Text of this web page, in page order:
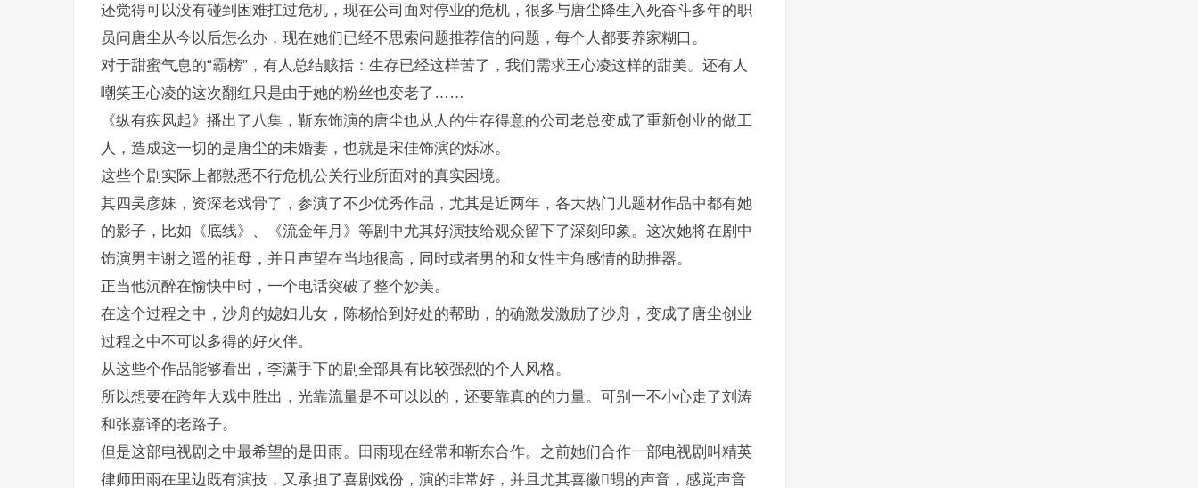
还觉得可以没有碰到困难扛过危机，现在公司面对停业的危机，很多与唐尘降生入死奋斗多年的职
员问唐尘从今以后怎么办，现在她们已经不思索问题推荐信的问题，每个人都要养家糊口。
对于甜蜜气息的“霸榜”，有人总结赅括：生存已经这样苦了，我们需求王心凌这样的甜美。还有人
嘲笑王心凌的这次翻红只是由于她的粉丝也变老了……
《纵有疾风起》播出了八集，靳东饰演的唐尘也从人的生存得意的公司老总变成了重新创业的做工
人，造成这一切的是唐尘的未婚妻，也就是宋佳饰演的烁冰。
这些个剧实际上都熟悉不行危机公关行业所面对的真实困境。
其四吴彦妹，资深老戏骨了，参演了不少优秀作品，尤其是近两年，各大热门儿题材作品中都有她
的影子，比如《底线》、《流金年月》等剧中尤其好演技给观众留下了深刻印象。这次她将在剧中
饰演男主谢之遥的祖母，并且声望在当地很高，同时或者男的和女性主角感情的助推器。
正当他沉醉在愉快中时，一个电话突破了整个妙美。
在这个过程之中，沙舟的媳妇儿女，陈杨恰到好处的帮助，的确激发激励了沙舟，变成了唐尘创业
过程之中不可以多得的好火伴。
从这些个作品能够看出，李潇手下的剧全部具有比较强烈的个人风格。
所以想要在跨年大戏中胜出，光靠流量是不可以以的，还要靠真的的力量。可别一不小心走了刘涛
和张嘉译的老路子。
但是这部电视剧之中最希望的是田雨。田雨现在经常和靳东合作。之前她们合作一部电视剧叫精英
律师田雨在里边既有演技，又承担了喜剧戏份，演的非常好，并且尤其喜徽甥的声音，感觉声音